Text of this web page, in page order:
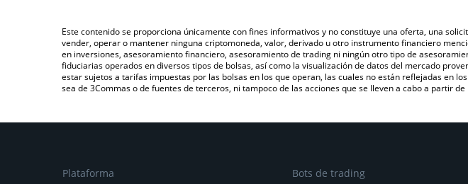
Este contenido se proporciona únicamente con fines informativos y no constituye una oferta, una
vender, operar o mantener ninguna criptomoneda, valor, derivado u otro instrumento financiero
en inversiones, asesoramiento financiero, asesoramiento de trading ni ningún otro tipo de
fiduciarias operados en diversos tipos de bolsas, así como la visualización de datos del mercado
estar sujetos a tarifas impuestas por las bolsas en los que operan, las cuales no están reflejadas en
sea de 3Commas o de fuentes de terceros, ni tampoco de las acciones que se lleven a cabo a partir
Plataforma Bots de trading